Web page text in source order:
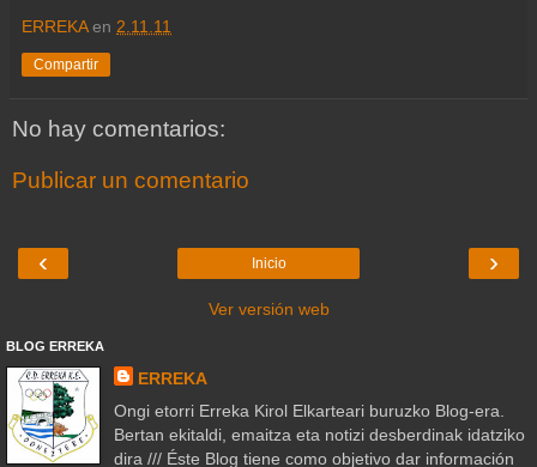
ERREKA en 2.11.11
Compartir
No hay comentarios:
Publicar un comentario
‹ ›
Inicio
Ver versión web
BLOG ERREKA
ERREKA
Ongi etorri Erreka Kirol Elkarteari buruzko Blog-era.
Bertan ekitaldi, emaitza eta notizi desberdinak idatziko
dira /// Éste Blog tiene como objetivo dar información